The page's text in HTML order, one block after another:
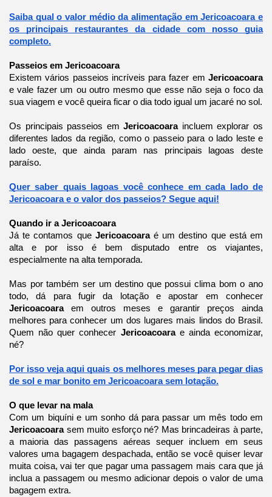
Saiba qual o valor médio da alimentação em Jericoacoara e
os principais restaurantes da cidade com nosso guia
completo.
Passeios em Jericoacoara
Existem vários passeios incríveis para fazer em Jericoacoara
e vale fazer um ou outro mesmo que esse não seja o foco da
sua viagem e você queira ficar o dia todo igual um jacaré no sol.
Os principais passeios emJericoacoara incluem explorar os
diferentes lados da região, como o passeio para o lado leste e
lado oeste, que ainda param nas principais lagoas deste
paraíso.
Quer saber quais lagoas você conhece em cada lado de
Jericoacoara e o valor dos passeios? Segue aqui!
Quando ir a Jericoacoara
Já te contamos que Jericoacoaraé um destino que está em
alta e por isso é bem disputado entre os viajantes,
especialmente na alta temporada.
Mas por também ser um destino que possui clima bom o ano
todo, dá para fugir da lotação e apostar em conhecer
Jericoacoara em outros meses e garantir preços ainda
melhores para conhecer um dos lugares mais lindos do Brasil.
Quem não quer conhecer Jericoacoarae ainda economizar,
né?
Por isso veja aqui quais os melhores meses para pegar dias
de sol e mar bonito em Jericoacoara sem lotação.
O que levar na mala
Com um biquíni e um sonho dá para passar um mês todo em
Jericoacoara sem muito esforço né? Mas brincadeiras à parte,
a maioria das passagens aéreas sequer incluem em seus
valores uma bagagem despachada, então se você quiser levar
muita coisa, vai ter que pagar uma passagem mais cara que já
inclua a passagem ou mesmo adicionar depois o valor de uma
bagagem extra.